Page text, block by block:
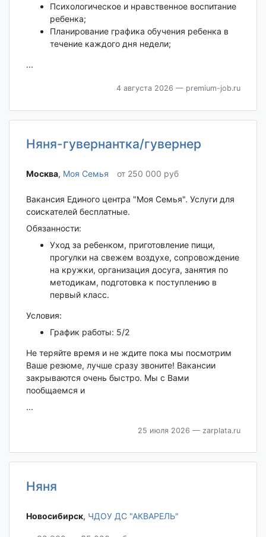
Психологическое и нравственное воспитание
ребенка;
Планирование графика обучения ребенка в
течение каждого дня недели;
...
4 августа 2026 — premium-job.ru
Няня-гувернантка/гувернер
Москва‎, Моя Семья от 250 000 руб
Вакансия Единого центра "Моя Семья". Услуги для
соискателей бесплатные.
Обязанности:
Уход за ребенком, приготовление пищи,
прогулки на свежем воздухе, сопровождение
на кружки, организация досуга, занятия по
методикам, подготовка к поступлению в
первый класс.
Условия:
График работы: 5/2
Не теряйте время и не ждите пока мы посмотрим
Ваше резюме, лучше сразу звоните! Вакансии
закрываются очень быстро. Мы с Вами
пообщаемся и
...
25 июля 2026 — zarplata.ru
Няня
Новосибирск‎, ЧДОУ ДС "АКВАРЕЛЬ"